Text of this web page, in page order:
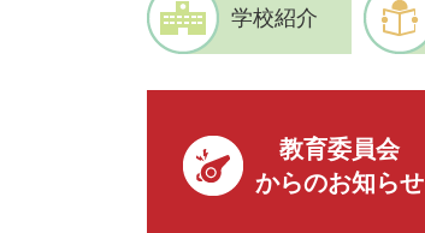
学校紹介
教育委員会
からのお知らせ